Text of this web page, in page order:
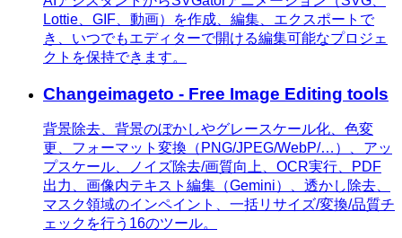
Lottie、GIF、動画）を作成、編集、エクスポートで
き、いつでもエディターで開ける編集可能なプロジェ
クトを保持できます。
Changeimageto - Free Image Editing tools
背景除去、背景のぼかしやグレースケール化、色変
更、フォーマット変換（PNG/JPEG/WebP/…）、アッ
プスケール、ノイズ除去/画質向上、OCR実行、PDF
出力、画像内テキスト編集（Gemini）、透かし除去、
マスク領域のインペイント、一括リサイズ/変換/品質チ
ェックを行う16のツール。